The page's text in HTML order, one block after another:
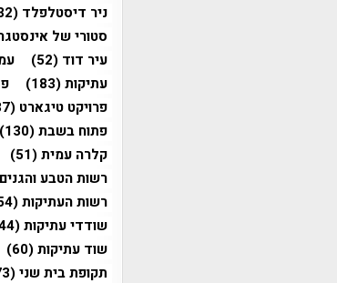
ניר דיסטלפלד (32)
סטורי של
עיר דוד (52)
עתיקות(183)
פרויקט טיגארט (37)
פתוח בשבת(130)
קלרה עמית(51)
רשות הטבע והגנים
רשות העתיקות(354)
שודדי עתיקות(44)
שוד עתיקות(60)
תקופת בית שני(73)